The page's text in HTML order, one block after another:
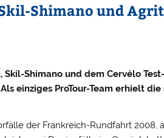
Shimano und
Shimano und dem Cervélo
einziges ProTour-Team erhielt
der Frankreich-Rundfahrt 2008,